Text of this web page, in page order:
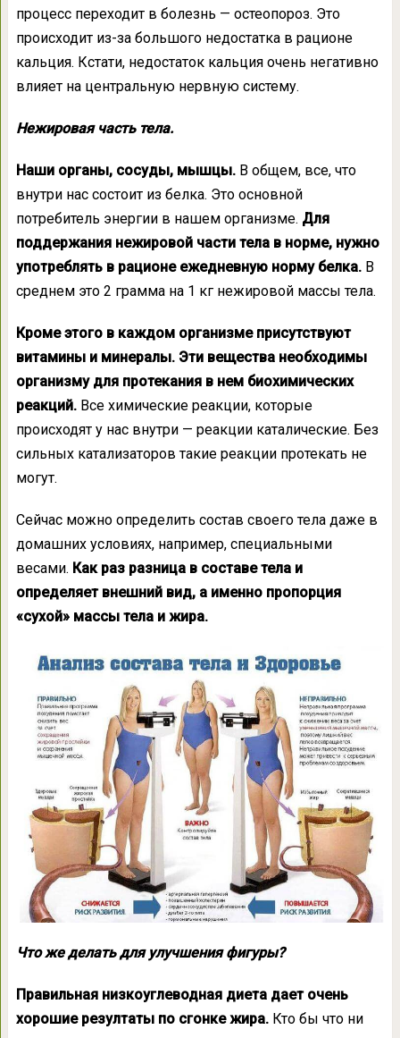
процесс переходит в болезнь — остеопороз. Это
происходит из-за большого недостатка в рационе
кальция. Кстати, недостаток кальция очень негативно
влияет на центральную нервную систему.
Нежировая часть тела.
Наши органы, сосуды, мышцы. В общем, все, что
внутри нас состоит из белка. Это основной
потребитель энергии в нашем организме. Для
поддержания нежировой части тела в норме, нужно
употреблять в рационе ежедневную норму белка. В
среднем это 2 грамма на 1 кг нежировой массы тела.
Кроме этого в каждом организме присутствуют
витамины и минералы. Эти вещества необходимы
организму для протекания в нем биохимических
реакций. Все химические реакции, которые
происходят у нас внутри — реакции каталические. Без
сильных катализаторов такие реакции протекать не
могут.
Сейчас можно определить состав своего тела даже в
домашних условиях, например, специальными
весами. Как раз разница в составе тела и
определяет внешний вид, а именно пропорция
«сухой» массы тела и жира.
Что же делать для улучшения фигуры?
Правильная низкоуглеводная диета дает очень
хорошие резултаты по сгонке жира.Кто бы что ни